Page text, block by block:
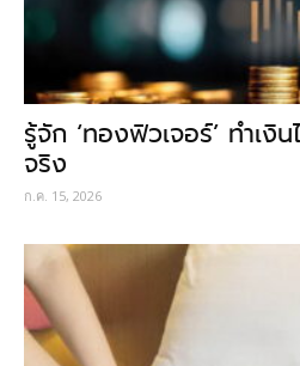
รู้จัก ‘ทองฟิวเจอร์’ ทำเงิ
จริง
ก.ค. 15, 2026